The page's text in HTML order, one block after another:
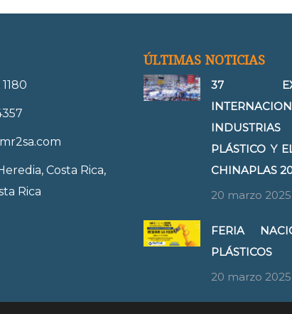
Costa Rica,
Rica
ÚLTIMAS NOTICIAS
37
PLÁSTICO Y
CHINAPLAS
20 marzo 2025
FERIA
PLÁSTICOS
20 marzo 2025